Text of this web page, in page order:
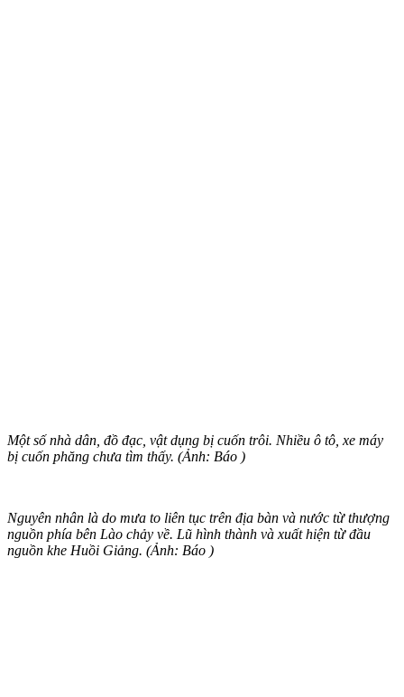
Một số nhà dân, đồ đạc, vật dụng bị cuốn trôi. Nhiều ô tô, xe máy
bị cuốn phăng chưa tìm thấy. (Ảnh: Báo )
Nguyên nhân là do mưa to liên tục trên địa bàn và nước từ thượng
nguồn phía bên Lào chảy về. Lũ hình thành và xuất hiện từ đầu
nguồn khe Huồi Giảng. (Ảnh: Báo )